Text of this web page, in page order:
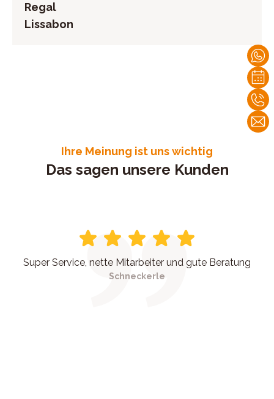
Regal
Lissabon
Ihre Meinung ist uns wichtig
Das sagen unsere Kunden
Super Service, nette Mitarbeiter und gute Beratung
Schneckerle